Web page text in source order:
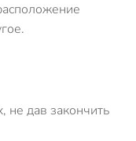
не дав закончить